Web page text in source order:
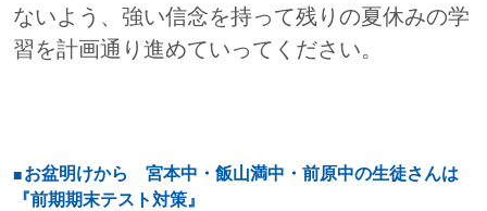
ないよう、強い信念を持って残りの夏休みの学
習を計画通り進めていってください。
お盆明けから 宮本中・飯山満中・前原中の生徒さんは
『前期期末テスト対策』